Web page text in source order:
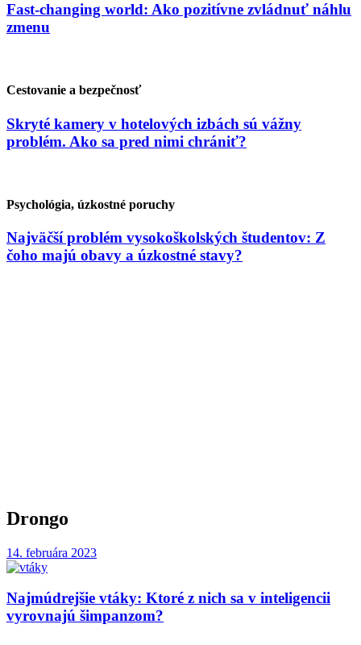
Fast-changing world: Ako pozitívne zvládnuť náhlu
zmenu
Cestovanie a bezpečnosť
Skryté kamery v hotelových izbách sú vážny
problém. Ako sa pred nimi chrániť?
Psychológia, úzkostné poruchy
Najväčší problém vysokoškolských študentov: Z
čoho majú obavy a úzkostné stavy?
Drongo
14. februára 2023
Najmúdrejšie vtáky: Ktoré z nich sa v inteligencii
vyrovnajú šimpanzom?